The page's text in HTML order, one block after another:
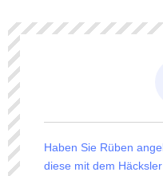
Haben Sie Rüben
diese mit dem